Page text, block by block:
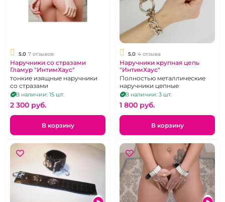
5.0 7 отзывов
Наручники со стразами
Гламур "ИнтимХаус"
тонкие изящные наручники
со стразами
В наличии: 15 шт.
2 300 pуб.
В корзину
5.0 4 отзыва
Наручники крупная цепь
"ИнтимХаус"
Полностью металлические
наручники цепные
В наличии: 3 шт.
1 800 pуб.
В корзину